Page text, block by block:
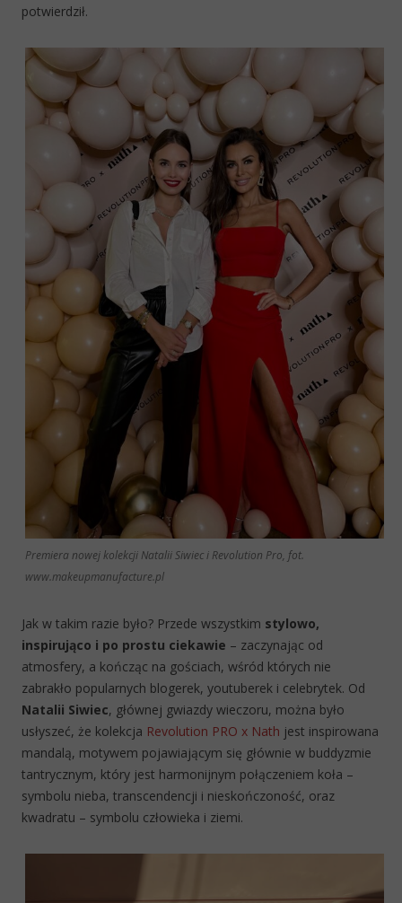
potwierdził.
Premiera nowej kolekcji Natalii Siwiec i Revolution Pro, fot.
www.makeupmanufacture.pl
Jak w takim razie było? Przede wszystkim stylowo,
inspirująco i po prostu ciekawie – zaczynając od
atmosfery, a kończąc na gościach, wśród których nie
zabrakło popularnych blogerek, youtuberek i celebrytek. Od
Natalii Siwiec, głównej gwiazdy wieczoru, można było
usłyszeć, że kolekcja Revolution PRO x Nath jest inspirowana
mandalą, motywem pojawiającym się głównie w buddyzmie
tantrycznym, który jest harmonijnym połączeniem koła –
symbolu nieba, transcendencji i nieskończoność, oraz
kwadratu – symbolu człowieka i ziemi.